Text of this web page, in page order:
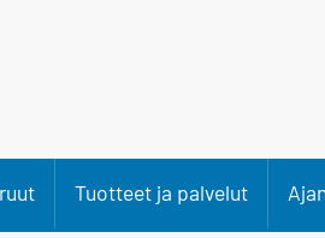
Tuotteet ja palvelut